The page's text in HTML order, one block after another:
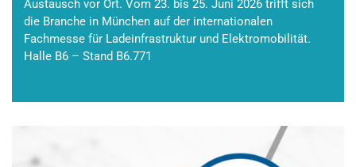
Austausch vor Ort. Vom 23. bis 25. Juni 2026 trifft sich
die Branche in München auf der internationalen
Fachmesse für Ladeinfrastruktur und Elektromobilität.
Halle B6 – Stand B6.771